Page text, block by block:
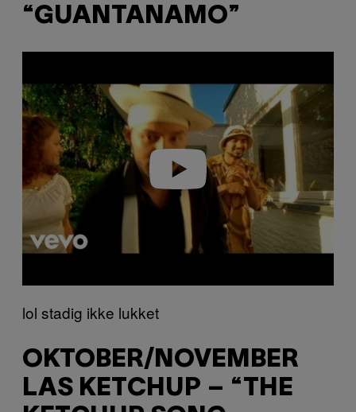
“GUANTANAMO”
a
y
v
i
lol stadig ikke lukket
OKTOBER/NOVEMBER
LAS KETCHUP – “THE